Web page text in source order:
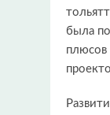
была
плюсов